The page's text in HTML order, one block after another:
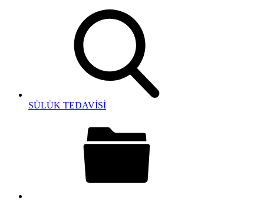
SÜLÜK TEDAVİSİ